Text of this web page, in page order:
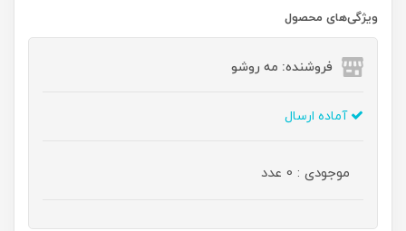
ویژگی‌های محصول
فروشنده: مه رو‌شو
آماده ارسال
موجودی : 0 عدد